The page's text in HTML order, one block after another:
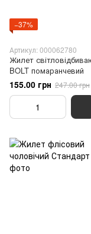
−37%
Артикул: 000062780
Жилет
BOLT помаранчевий
155.00 грн 247.00 грн